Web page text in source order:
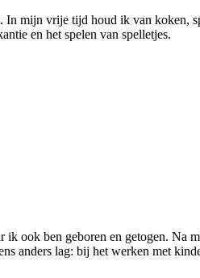
mijn vrije tijd houd ik van koken,
en het spelen van spelletjes.
ook ben geboren en getogen. Na
anders lag: bij het werken met